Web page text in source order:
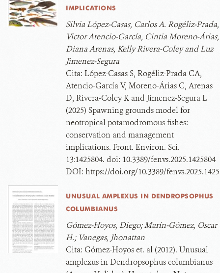
IMPLICATIONS
Silvia López-Casas, Carlos A. Rogéliz-Prada,
Victor Atencio-García, Cintia Moreno-Árias,
Diana Arenas, Kelly Rivera-Coley and Luz
Jimenez-Segura
Cita:López-Casas S, Rogéliz-Prada CA,
Atencio-García V, Moreno-Árias C, Arenas
D, Rivera-Coley K and Jimenez-Segura L
(2025) Spawning grounds model for
neotropical potamodromous fishes:
conservation and management
implications. Front. Environ. Sci.
13:1425804. doi: 10.3389/fenvs.2025.1425804
DOI:https://doi.org/10.3389/
UNUSUAL AMPLEXUS IN DENDROPSOPHUS
COLUMBIANUS
Gómez-Hoyos, Diego; Marín-Gómez, Oscar
H.; Vanegas, Jhonattan
Cita: Gómez-Hoyos et. al (2012). Unusual
amplexus in Dendropsophus columbianus